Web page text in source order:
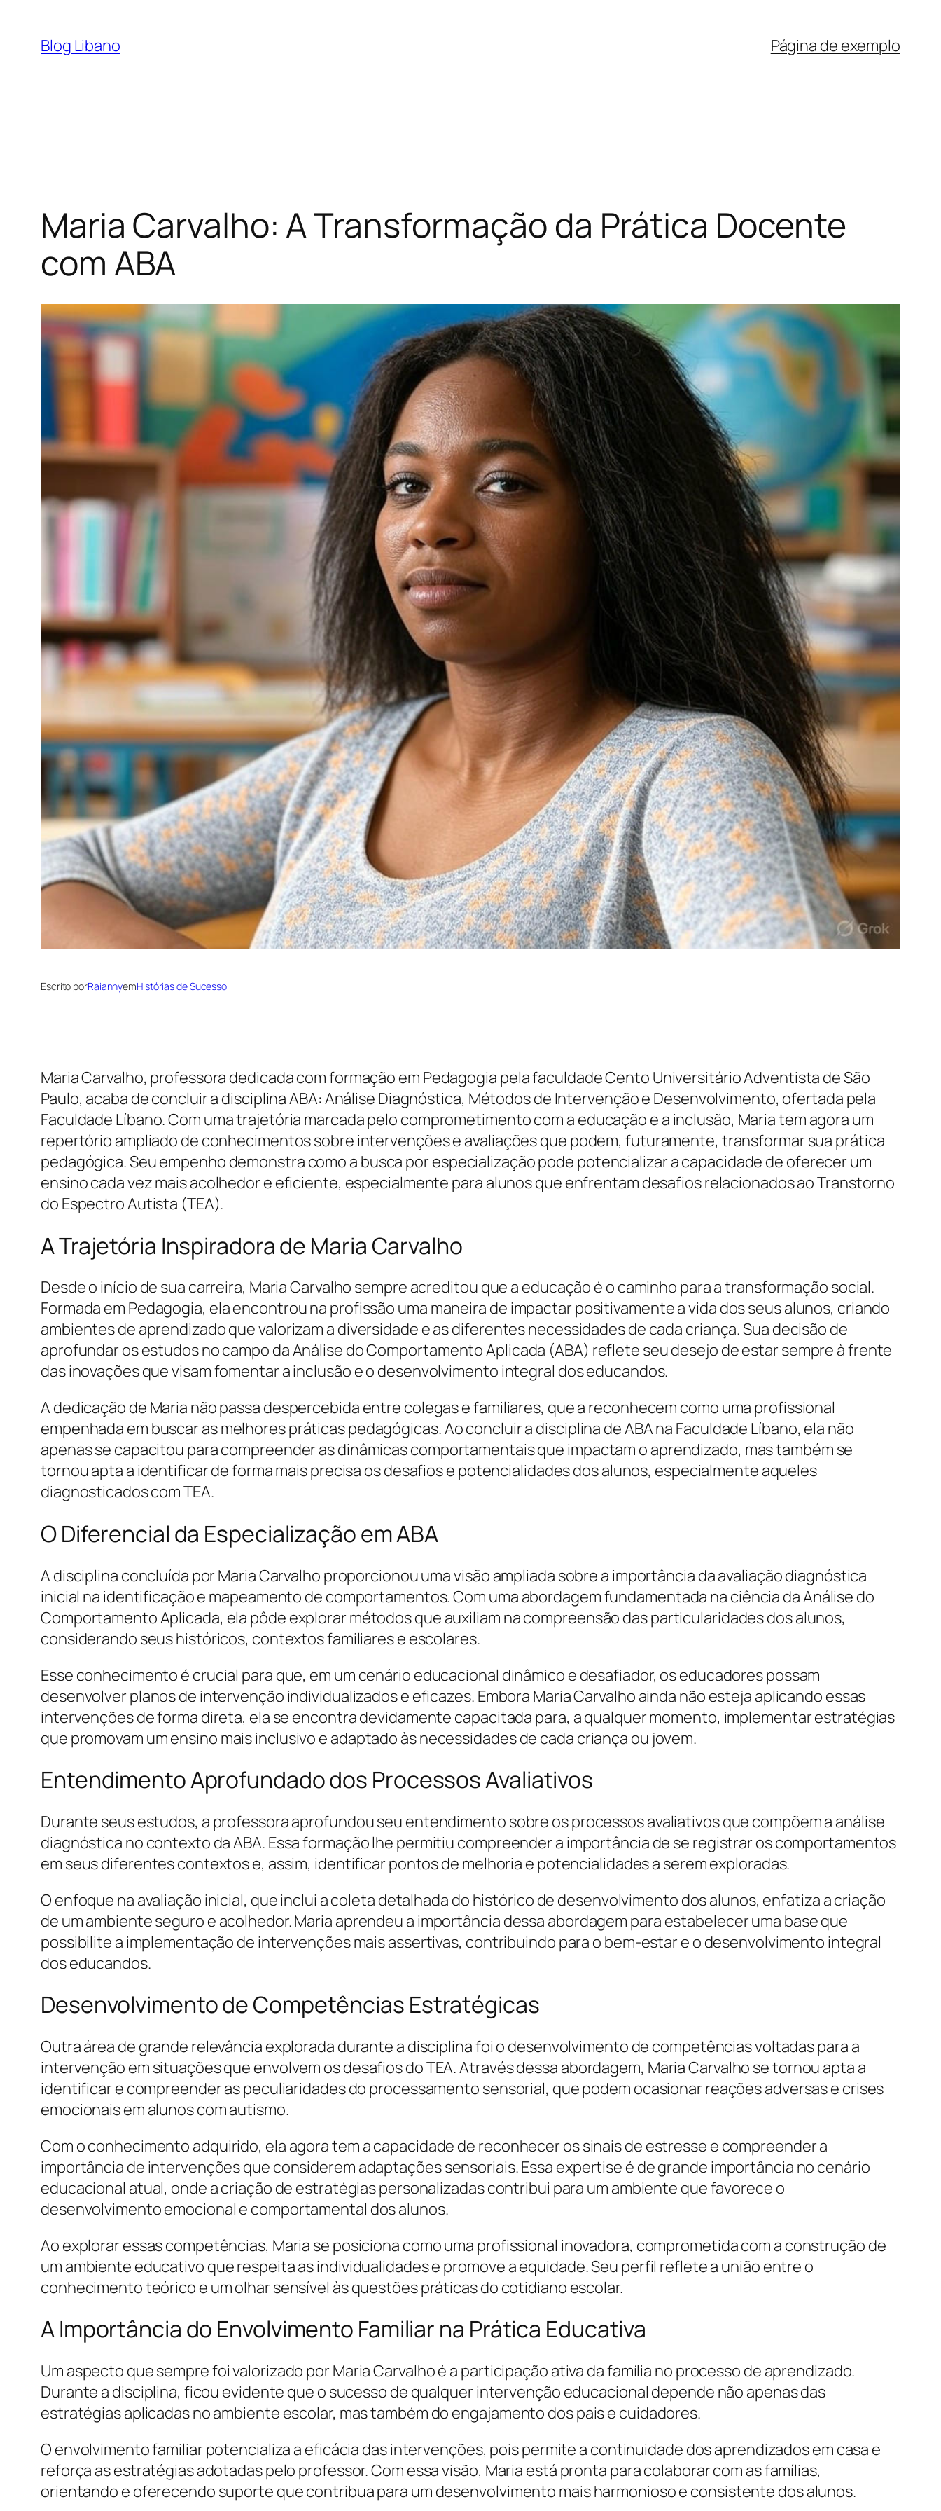
Blog Libano Página de exemplo
Maria Carvalho: A Transformação da Prática Docente
com ABA
Escrito porRaiannyemHistórias de Sucesso
Maria Carvalho, professora dedicada com formação em Pedagogia pela faculdade Cento Universitário Adventista de São
Paulo, acaba de concluir a disciplina ABA: Análise Diagnóstica, Métodos de Intervenção e Desenvolvimento, ofertada pela
Faculdade Líbano. Com uma trajetória marcada pelo comprometimento com a educação e a inclusão, Maria tem agora um
repertório ampliado de conhecimentos sobre intervenções e avaliações que podem, futuramente, transformar sua prática
pedagógica. Seu empenho demonstra como a busca por especialização pode potencializar a capacidade de oferecer um
ensino cada vez mais acolhedor e eficiente, especialmente para alunos que enfrentam desafios relacionados ao Transtorno
do Espectro Autista (TEA).
A Trajetória Inspiradora de Maria Carvalho
Desde o início de sua carreira, Maria Carvalho sempre acreditou que a educação é o caminho para a transformação social.
Formada em Pedagogia, ela encontrou na profissão uma maneira de impactar positivamente a vida dos seus alunos, criando
ambientes de aprendizado que valorizam a diversidade e as diferentes necessidades de cada criança. Sua decisão de
aprofundar os estudos no campo da Análise do Comportamento Aplicada (ABA) reflete seu desejo de estar sempre à frente
das inovações que visam fomentar a inclusão e o desenvolvimento integral dos educandos.
A dedicação de Maria não passa despercebida entre colegas e familiares, que a reconhecem como uma profissional
empenhada em buscar as melhores práticas pedagógicas. Ao concluir a disciplina de ABA na Faculdade Líbano, ela não
apenas se capacitou para compreender as dinâmicas comportamentais que impactam o aprendizado, mas também se
tornou apta a identificar de forma mais precisa os desafios e potencialidades dos alunos, especialmente aqueles
diagnosticados com TEA.
O Diferencial da Especialização em ABA
A disciplina concluída por Maria Carvalho proporcionou uma visão ampliada sobre a importância da avaliação diagnóstica
inicial na identificação e mapeamento de comportamentos. Com uma abordagem fundamentada na ciência da Análise do
Comportamento Aplicada, ela pôde explorar métodos que auxiliam na compreensão das particularidades dos alunos,
considerando seus históricos, contextos familiares e escolares.
Esse conhecimento é crucial para que, em um cenário educacional dinâmico e desafiador, os educadores possam
desenvolver planos de intervenção individualizados e eficazes. Embora Maria Carvalho ainda não esteja aplicando essas
intervenções de forma direta, ela se encontra devidamente capacitada para, a qualquer momento, implementar estratégias
que promovam um ensino mais inclusivo e adaptado às necessidades de cada criança ou jovem.
Entendimento Aprofundado dos Processos Avaliativos
Durante seus estudos, a professora aprofundou seu entendimento sobre os processos avaliativos que compõem a análise
diagnóstica no contexto da ABA. Essa formação lhe permitiu compreender a importância de se registrar os comportamentos
em seus diferentes contextos e, assim, identificar pontos de melhoria e potencialidades a serem exploradas.
O enfoque na avaliação inicial, que inclui a coleta detalhada do histórico de desenvolvimento dos alunos, enfatiza a criação
de um ambiente seguro e acolhedor. Maria aprendeu a importância dessa abordagem para estabelecer uma base que
possibilite a implementação de intervenções mais assertivas, contribuindo para o bem-estar e o desenvolvimento integral
dos educandos.
Desenvolvimento de Competências Estratégicas
Outra área de grande relevância explorada durante a disciplina foi o desenvolvimento de competências voltadas para a
intervenção em situações que envolvem os desafios do TEA. Através dessa abordagem, Maria Carvalho se tornou apta a
identificar e compreender as peculiaridades do processamento sensorial, que podem ocasionar reações adversas e crises
emocionais em alunos com autismo.
Com o conhecimento adquirido, ela agora tem a capacidade de reconhecer os sinais de estresse e compreender a
importância de intervenções que considerem adaptações sensoriais. Essa expertise é de grande importância no cenário
educacional atual, onde a criação de estratégias personalizadas contribui para um ambiente que favorece o
desenvolvimento emocional e comportamental dos alunos.
Ao explorar essas competências, Maria se posiciona como uma profissional inovadora, comprometida com a construção de
um ambiente educativo que respeita as individualidades e promove a equidade. Seu perfil reflete a união entre o
conhecimento teórico e um olhar sensível às questões práticas do cotidiano escolar.
A Importância do Envolvimento Familiar na Prática Educativa
Um aspecto que sempre foi valorizado por Maria Carvalho é a participação ativa da família no processo de aprendizado.
Durante a disciplina, ficou evidente que o sucesso de qualquer intervenção educacional depende não apenas das
estratégias aplicadas no ambiente escolar, mas também do engajamento dos pais e cuidadores.
O envolvimento familiar potencializa a eficácia das intervenções, pois permite a continuidade dos aprendizados em casa e
reforça as estratégias adotadas pelo professor. Com essa visão, Maria está pronta para colaborar com as famílias,
orientando e oferecendo suporte que contribua para um desenvolvimento mais harmonioso e consistente dos alunos.